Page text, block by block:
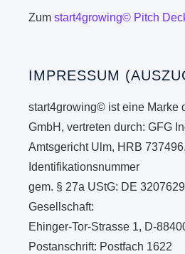
Zumstart4growing© Pitch
IMPRESSUM
start4growing© ist eine Marke
GmbH, vertreten durch: GFG
Amtsgericht Ulm, HRB
Identifikationsnummer
gem. § 27a UStG: DE
Gesellschaft:
Ehinger-Tor-Strasse 1, D-
Postanschrift: Postfach 1622